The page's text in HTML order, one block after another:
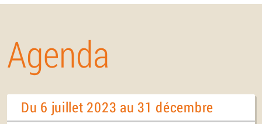
Agenda
Du 6 juillet 2023 au 31 décembre